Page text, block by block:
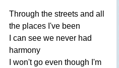
Through the streets and all
the places I've been
can see we never had
harmony
won't go even though I'm